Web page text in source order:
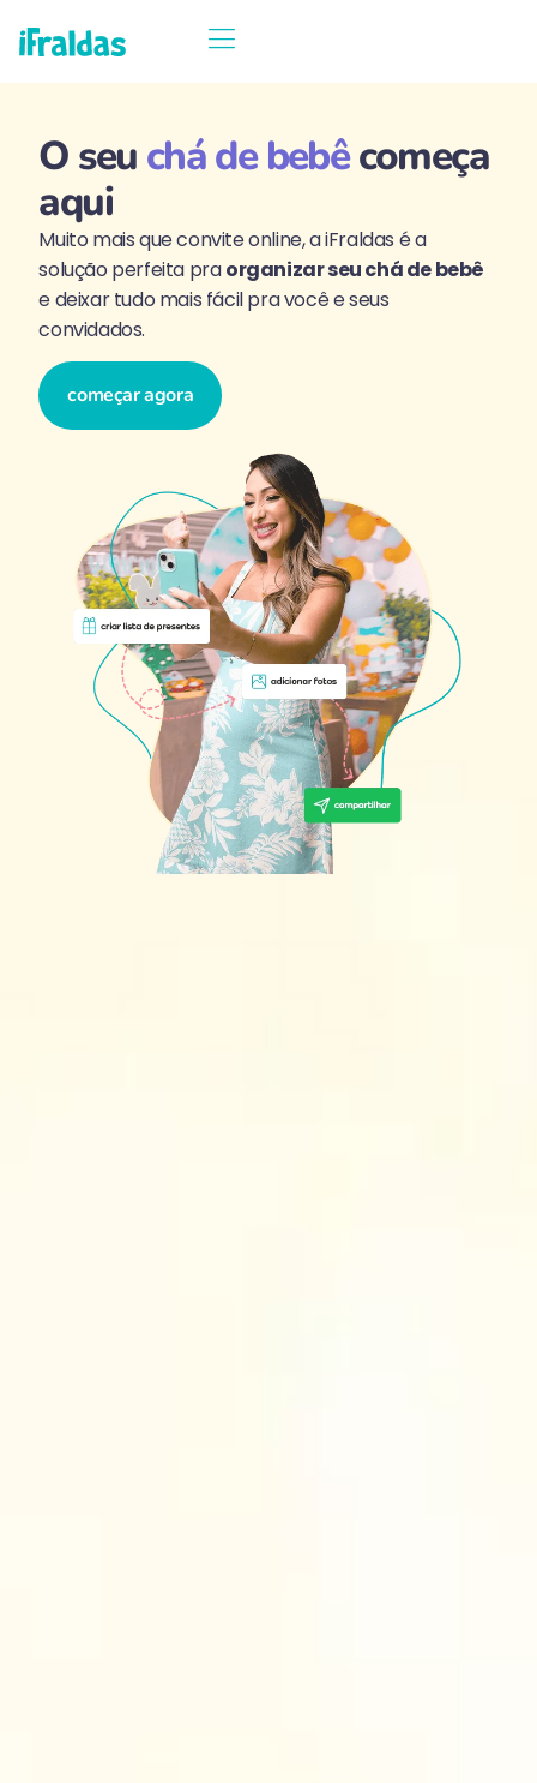
O seuchá de bebêcomeça
aqui
Muito mais que convite online, a iFraldas é a
solução perfeita praorganizar seu chá de bebê
e deixar tudo mais fácil pra você e seus
convidados.
começar agora